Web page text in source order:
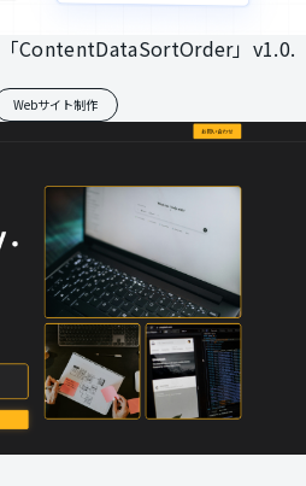
ContentDataSortOrder」v1.0.
Webサイト制作